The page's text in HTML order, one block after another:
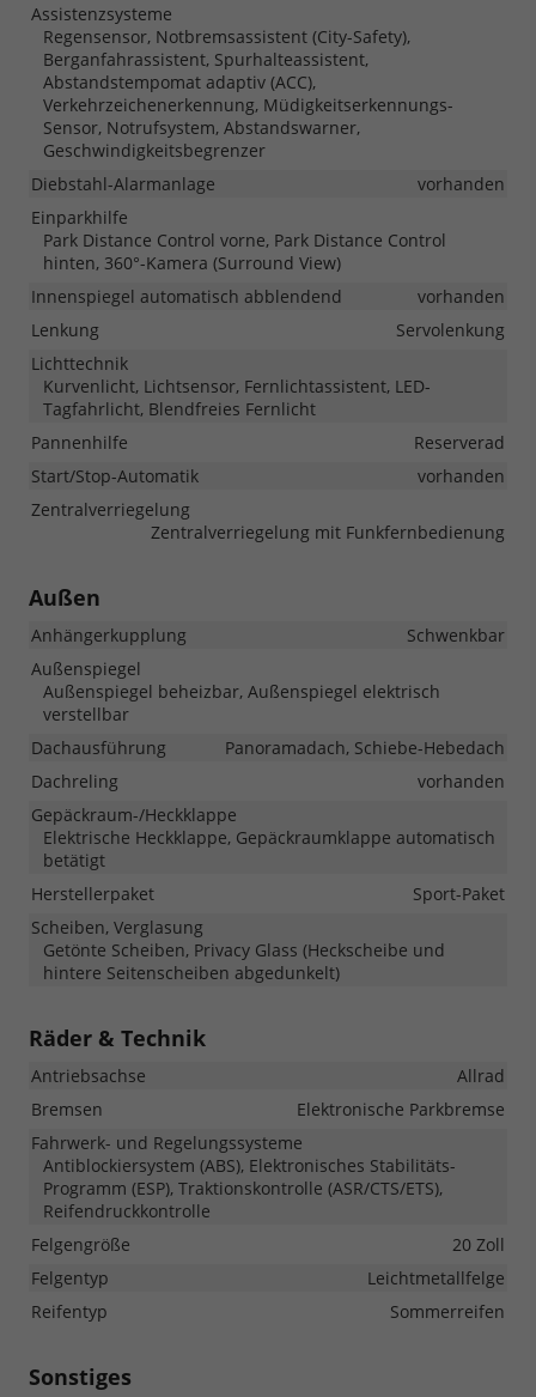
Assistenzsysteme
Regensensor, Notbremsassistent (City-Safety),
Berganfahrassistent, Spurhalteassistent,
Abstandstempomat adaptiv (ACC),
Verkehrzeichenerkennung, Müdigkeitserkennungs-
Sensor, Notrufsystem, Abstandswarner,
Geschwindigkeitsbegrenzer
Diebstahl-Alarmanlage
vorhanden
Einparkhilfe
Park Distance Control vorne, Park Distance Control
hinten, 360°-Kamera (Surround View)
Innenspiegel automatisch abblendend
vorhanden
Lenkung
Servolenkung
Lichttechnik
Kurvenlicht, Lichtsensor, Fernlichtassistent, LED-
Tagfahrlicht, Blendfreies Fernlicht
Pannenhilfe
Reserverad
Start/Stop-Automatik
vorhanden
Zentralverriegelung
Zentralverriegelung mit Funkfernbedienung
Außen
Anhängerkupplung
Schwenkbar
Außenspiegel
Außenspiegel beheizbar, Außenspiegel elektrisch
verstellbar
Dachausführung
Panoramadach, Schiebe-Hebedach
Dachreling
vorhanden
Gepäckraum-/Heckklappe
Elektrische Heckklappe, Gepäckraumklappe automatisch
betätigt
Herstellerpaket
Sport-Paket
Scheiben, Verglasung
Getönte Scheiben, Privacy Glass (Heckscheibe und
hintere Seitenscheiben abgedunkelt)
Räder & Technik
Antriebsachse
Allrad
Bremsen
Elektronische Parkbremse
Fahrwerk- und Regelungssysteme
Antiblockiersystem (ABS), Elektronisches Stabilitäts-
Programm (ESP), Traktionskontrolle (ASR/CTS/ETS),
Reifendruckkontrolle
Felgengröße
20 Zoll
Felgentyp
Leichtmetallfelge
Reifentyp
Sommerreifen
Sonstiges